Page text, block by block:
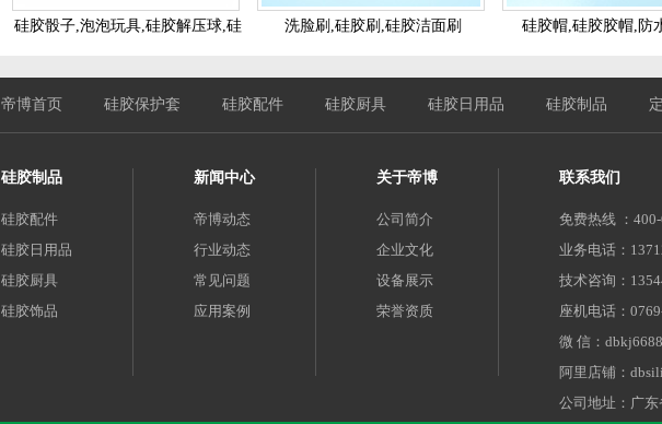
硅胶骰子,泡泡玩具,硅胶解压球,硅
洗脸刷,硅胶刷,硅胶洁面刷 硅胶帽,硅胶胶帽,防
帝博首页 硅胶保护套 硅胶配件 硅胶厨具 硅胶日用品 硅胶制品
硅胶制品
硅胶配件
硅胶日用品
硅胶厨具
硅胶饰品
新闻中心
帝博动态
行业动态
常见问题
应用案例
关于帝博
公司简介
企业文化
设备展示
荣誉资质
联系我们
免费热线 ：
业务电话：
技术咨询：
座机电话：
微 信：
阿里店铺：
公司地址：广